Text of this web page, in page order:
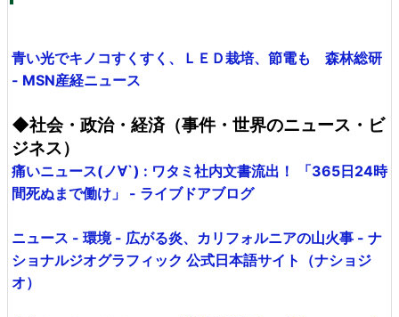
青い光でキノコすくすく、ＬＥＤ栽培、節電も 森林総研
- MSN産経ニュース
◆社会・政治・経済（事件・世界のニュース・ビ
ジネス）
痛いニュース(ノ∀`) : ワタミ社内文書流出！ 「365日24時
間死ぬまで働け」 - ライブドアブログ
ニュース - 環境 - 広がる炎、カリフォルニアの山火事 - ナ
ショナルジオグラフィック 公式日本語サイト（ナショジ
オ）